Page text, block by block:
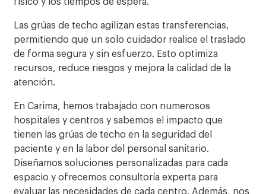
Las grúas de techo agilizan estas transferencias,
permitiendo que un solo cuidador realice el traslado
de forma segura y sin esfuerzo. Esto optimiza
recursos, reduce riesgos y mejora la calidad de la
atención.
En Carima, hemos trabajado con numerosos
hospitales y centros y sabemos el impacto que
tienen las grúas de techo en la seguridad del
paciente y en la labor del personal sanitario.
Diseñamos soluciones personalizadas para cada
espacio y ofrecemos consultoría experta para
evaluar las necesidades de cada centro. Además, nos